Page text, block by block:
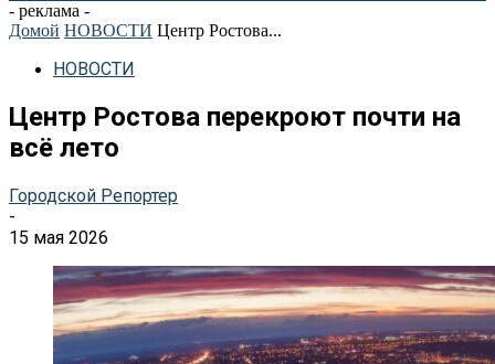
- реклама -
Домой НОВОСТИ Центр Ростова...
НОВОСТИ
Центр Ростова перекроют почти на
всё лето
Городской Репортер
-
15 мая 2026